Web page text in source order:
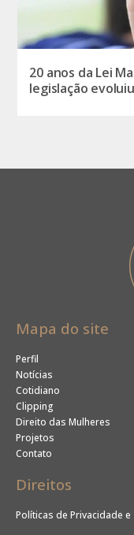
20 anos da Lei
legislação
Mapa do site
Perfil
Notícias
Cotidiano
Clipping
Direito das Mulheres
Projetos
Contato
Direitos
Políticas de Privacidade